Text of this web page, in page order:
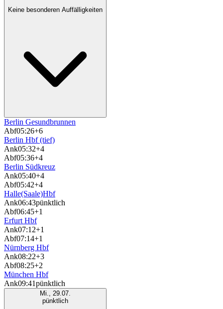
Keine besonderen Auffälligkeiten
Berlin Gesundbrunnen
Abf05:26+6
Berlin Hbf (tief)
Ank05:32+4
Abf05:36+4
Berlin Südkreuz
Ank05:40+4
Abf05:42+4
Halle(Saale)Hbf
Ank06:43pünktlich
Abf06:45+1
Erfurt Hbf
Ank07:12+1
Abf07:14+1
Nürnberg Hbf
Ank08:22+3
Abf08:25+2
München Hbf
Ank09:41pünktlich
Mi., 29.07.
pünktlich